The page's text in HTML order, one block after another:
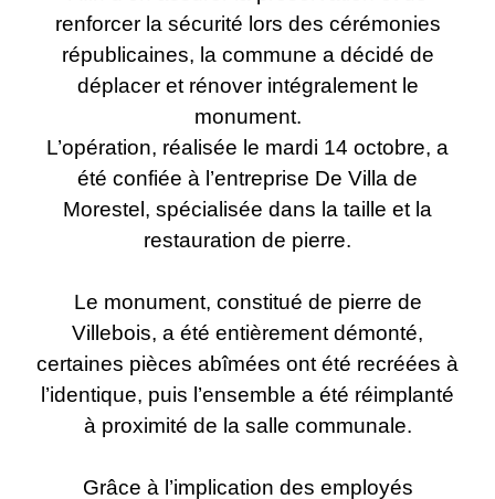
renforcer la sécurité lors des cérémonies
républicaines, la commune a décidé de
déplacer et rénover intégralement le
monument.
L’opération, réalisée le mardi 14 octobre, a
été confiée à l’entreprise De Villa de
Morestel, spécialisée dans la taille et la
restauration de pierre.
Le monument, constitué de pierre de
Villebois, a été entièrement démonté,
certaines pièces abîmées ont été recréées à
l’identique, puis l’ensemble a été réimplanté
à proximité de la salle communale.
Grâce à l’implication des employés